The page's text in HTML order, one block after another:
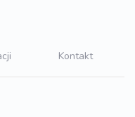
Kontakt